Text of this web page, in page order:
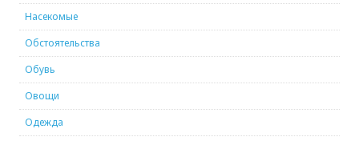
Насекомые
Обстоятельства
Обувь
Овощи
Одежда